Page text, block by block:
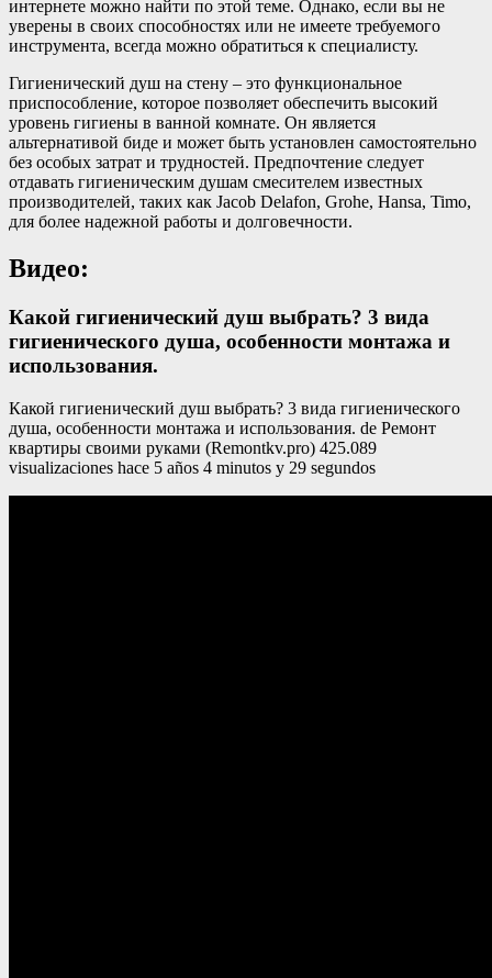
интернете можно найти по этой теме. Однако, если вы не
уверены в своих способностях или не имеете требуемого
инструмента, всегда можно обратиться к специалисту.
Гигиенический душ на стену – это функциональное
приспособление, которое позволяет обеспечить высокий
уровень гигиены в ванной комнате. Он является
альтернативой биде и может быть установлен самостоятельно
без особых затрат и трудностей. Предпочтение следует
отдавать гигиеническим душам смесителем известных
производителей, таких как Jacob Delafon, Grohe, Hansa, Timo,
для более надежной работы и долговечности.
Видео:
Какой гигиенический душ выбрать? 3 вида
гигиенического душа, особенности монтажа и
использования.
Какой гигиенический душ выбрать? 3 вида гигиенического
душа, особенности монтажа и использования. de Ремонт
квартиры своими руками (Remontkv.pro) 425.089
visualizaciones hace 5 años 4 minutos y 29 segundos